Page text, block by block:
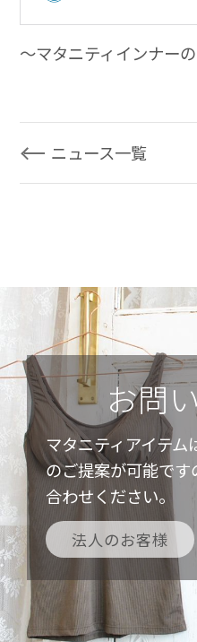
～マタニティインナー
ニュース一覧
お問
マタニティアイテム
のご提案が可能で
合わせください。
法人のお客様